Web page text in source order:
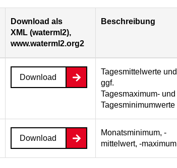
Download als
XML (waterml2),
www.waterml2.org2
Beschreibung
Download
Tagesmittelwerte und
ggf.
Tagesmaximum- und
Tagesminimumwerte
Download
Monatsminimum, -
mittelwert, -maximum